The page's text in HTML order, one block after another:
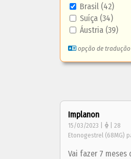
Brasil (42)
Suíça (34)
Áustria (39)
opção de
Implanon
15/03/2023 | | 28
Etonogestrel (68MG)
Vai fazer 7